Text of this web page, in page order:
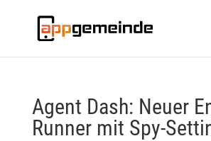
Agent Dash: Neuer
Runner mit Spy-